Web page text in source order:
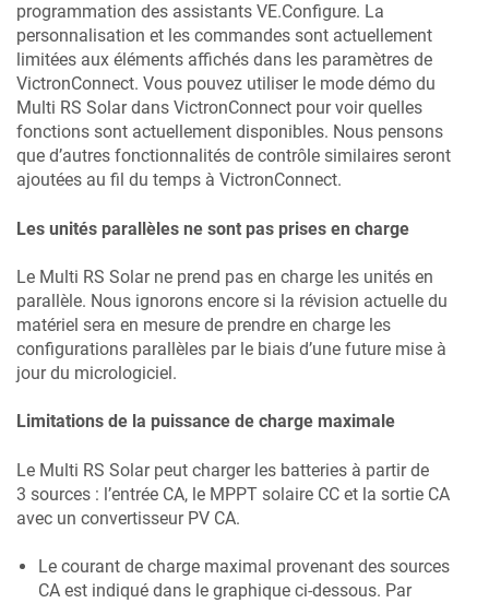
programmation des assistants VE.Configure. La
personnalisation et les commandes sont actuellement
limitées aux éléments affichés dans les paramètres de
VictronConnect. Vous pouvez utiliser le mode démo du
Multi RS Solardans VictronConnect pour voir quelles
fonctions sont actuellement disponibles. Nous pensons
que d’autres fonctionnalités de contrôle similaires seront
ajoutées au fil du temps à VictronConnect.
Les unités parallèles ne sont pas prises en charge
Le Multi RS Solarne prend pas en charge les unités en
parallèle. Nous ignorons encore si la révision actuelle du
matériel sera en mesure de prendre en charge les
configurations parallèles par le biais d’une future mise à
jour du micrologiciel.
Limitations de la puissance de charge maximale
Le Multi RS Solarpeut charger les batteries à partir de
3 sources : l’entrée CA, le MPPT solaire CC et la sortie CA
avec un convertisseur PV CA.
Le courant de charge maximal provenant des sources
CA est indiqué dans le graphique ci-dessous. Par